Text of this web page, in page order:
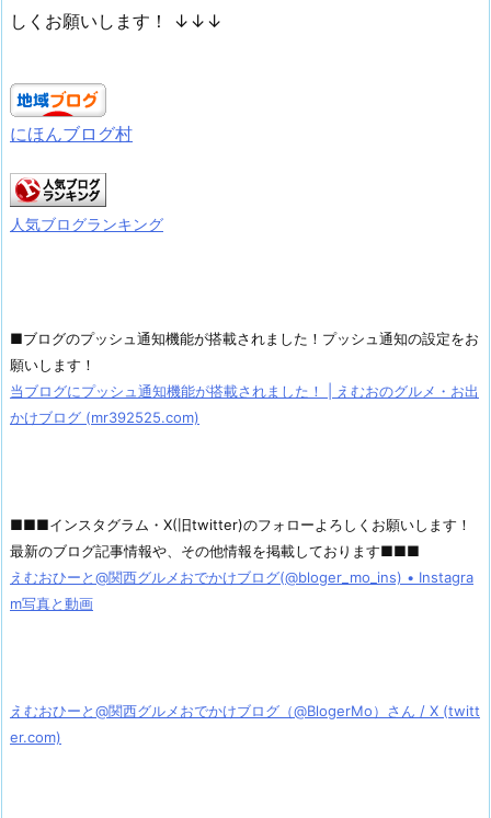
しくお願いします！ ↓↓↓
にほんブログ村
人気ブログランキング
■ブログのプッシュ通知機能が搭載されました！プッシュ通知の設定をお
願いします！
当ブログにプッシュ通知機能が搭載されました！ | えむおのグルメ・お出
かけブログ (mr392525.com)
■■■インスタグラム・X(旧twitter)のフォローよろしくお願いします！
最新のブログ記事情報や、その他情報を掲載しております■■■
えむおひーと@関西グルメおでかけブログ(@bloger_mo_ins) • Instagra
m写真と動画
えむおひーと@関西グルメおでかけブログ（@BlogerMo）さん / X (twitt
er.com)